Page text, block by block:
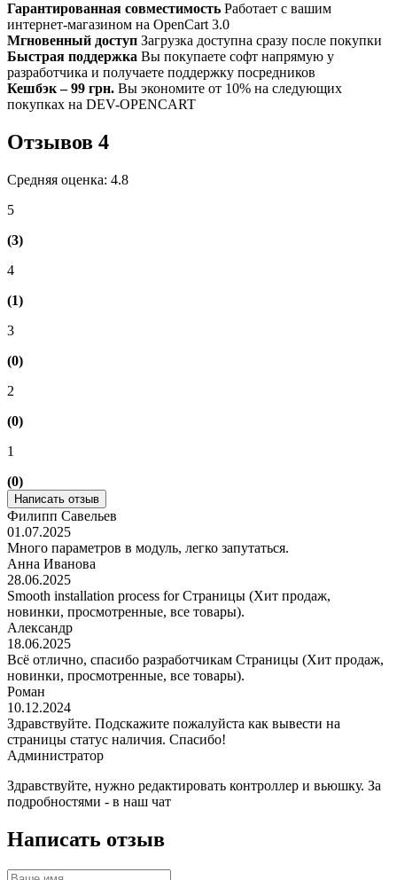
Гарантированная совместимость Работает с вашим
интернет-магазином на OpenCart 3.0
Мгновенный доступ Загрузка доступна сразу после покупки
Быстрая поддержка Вы покупаете софт напрямую у
разработчика и получаете поддержку посредников
Кешбэк – 99 грн. Вы экономите от 10% на следующих
покупках на DEV-OPENCART
Отзывов 4
Средняя оценка: 4.8
5
(3)
4
(1)
3
(0)
2
(0)
1
(0)
Написать отзыв
Филипп Савельев
01.07.2025
Много параметров в модуль, легко запутаться.
Анна Иванова
28.06.2025
Smooth installation process for Страницы (Хит продаж,
новинки, просмотренные, все товары).
Александр
18.06.2025
Всё отлично, спасибо разработчикам Страницы (Хит продаж,
новинки, просмотренные, все товары).
Роман
10.12.2024
Здравствуйте. Подскажите пожалуйста как вывести на
страницы статус наличия. Спасибо!
Администратор
Здравствуйте, нужно редактировать контроллер и вьюшку. За
подробностями - в наш чат
Написать отзыв